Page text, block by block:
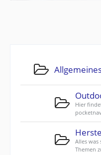
Hier
Alles
Themen